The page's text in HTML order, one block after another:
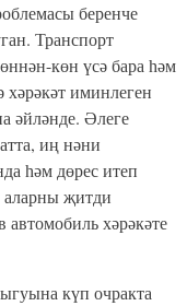
беренче
Транспорт
көн үсә бара һәм
хәрәкәт иминлеген
әйләнде. Әлеге
иң нәни
һәм дөрес итеп
аларны җитди
хәрәкәте
күп очракта